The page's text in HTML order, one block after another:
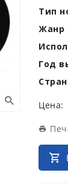
Тип
Жанр
Год
Цена: